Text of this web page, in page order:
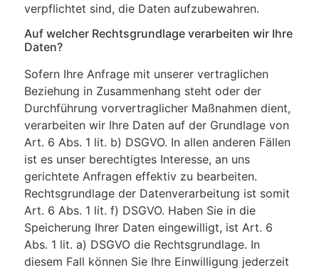
verpflichtet sind, die Daten aufzubewahren.
Auf welcher Rechtsgrundlage verarbeiten wir Ihre
Daten?
Sofern Ihre Anfrage mit unserer vertraglichen
Beziehung in Zusammenhang steht oder der
Durchführung vorvertraglicher Maßnahmen dient,
verarbeiten wir Ihre Daten auf der Grundlage von
Art. 6 Abs. 1 lit. b) DSGVO. In allen anderen Fällen
ist es unser berechtigtes Interesse, an uns
gerichtete Anfragen effektiv zu bearbeiten.
Rechtsgrundlage der Datenverarbeitung ist somit
Art. 6 Abs. 1 lit. f) DSGVO. Haben Sie in die
Speicherung Ihrer Daten eingewilligt, ist Art. 6
Abs. 1 lit. a) DSGVO die Rechtsgrundlage. In
diesem Fall können Sie Ihre Einwilligung jederzeit